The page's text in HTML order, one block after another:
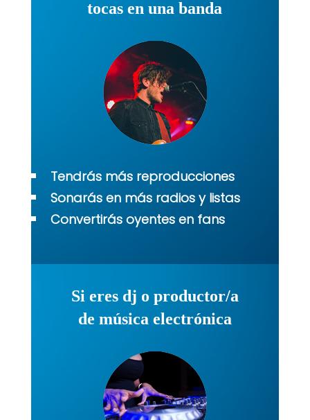
tocas en una banda
Tendrás más reproducciones
Sonarás en más radios y listas
Convertirás oyentes en fans
Si eres dj o productor/a
de música electrónica